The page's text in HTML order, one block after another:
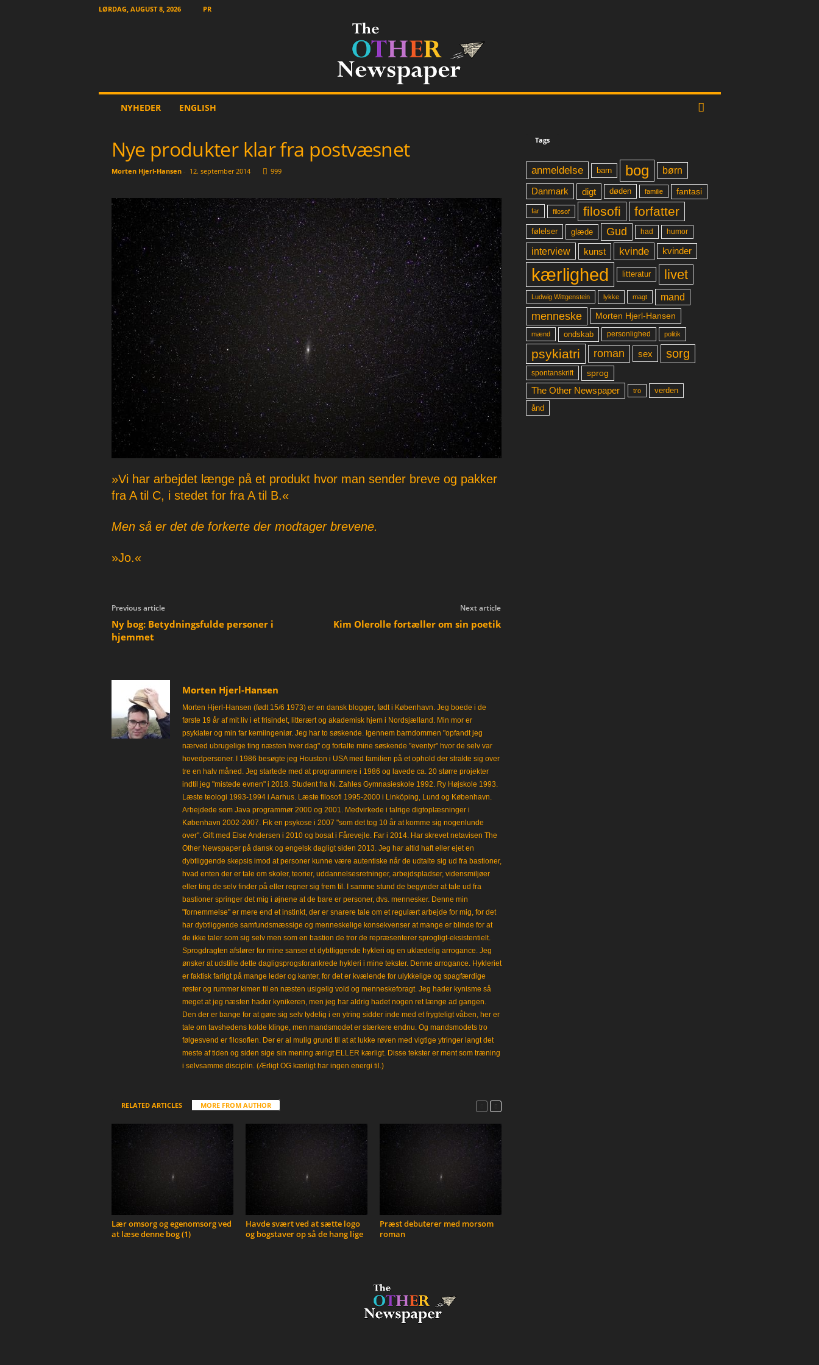
LØRDAG, AUGUST 8, 2026 PR
NYHEDER ENGLISH
Nye produkter klar fra postvæsnet
Morten Hjerl-Hansen- 12. september 2014 999
»Vi har arbejdet længe på et produkt hvor man sender breve og pakker
fra A til C, i stedet for fra A til B.«
Men så er det de forkerte der modtager brevene.
»Jo.«
Previous article
Ny bog: Betydningsfulde personer i
hjemmet
Next article
Kim Olerolle fortæller om sin poetik
Morten Hjerl-Hansen
Morten Hjerl-Hansen (født 15/6 1973) er en dansk blogger, født i København. Jeg boede i de
første 19 år af mit liv i et frisindet, litterært og akademisk hjem i Nordsjælland. Min mor er
psykiater og min far kemiingeniør. Jeg har to søskende. Igennem barndommen "opfandt jeg
nærved ubrugelige ting næsten hver dag" og fortalte mine søskende "eventyr" hvor de selv var
hovedpersoner. I 1986 besøgte jeg Houston i USA med familien på et ophold der strakte sig over
tre en halv måned. Jeg startede med at programmere i 1986 og lavede ca. 20 større projekter
indtil jeg "mistede evnen" i 2018. Student fra N. Zahles Gymnasieskole 1992. Ry Højskole 1993.
Læste teologi 1993-1994 i Aarhus. Læste filosofi 1995-2000 i Linköping, Lund og København.
Arbejdede som Java programmør 2000 og 2001. Medvirkede i talrige digtoplæsninger i
København 2002-2007. Fik en psykose i 2007 "som det tog 10 år at komme sig nogenlunde
over". Gift med Else Andersen i 2010 og bosat i Fårevejle. Far i 2014. Har skrevet netavisen The
Other Newspaper på dansk og engelsk dagligt siden 2013. Jeg har altid haft eller ejet en
dybtliggende skepsis imod at personer kunne være autentiske når de udtalte sig ud fra bastioner,
hvad enten der er tale om skoler, teorier, uddannelsesretninger, arbejdspladser, vidensmiljøer
eller ting de selv finder på eller regner sig frem til. I samme stund de begynder at tale ud fra
bastioner springer det mig i øjnene at de bare er personer, dvs. mennesker. Denne min
"fornemmelse" er mere end et instinkt, der er snarere tale om et regulært arbejde for mig, for det
har dybtliggende samfundsmæssige og menneskelige konsekvenser at mange er blinde for at
de ikke taler som sig selv men som en bastion de tror de repræsenterer sprogligt-eksistentielt.
Sprogdragten afslører for mine sanser et dybtliggende hykleri og en uklædelig arrogance. Jeg
ønsker at udstille dette dagligsprogsforankrede hykleri i mine tekster. Denne arrogance. Hykleriet
er faktisk farligt på mange leder og kanter, for det er kvælende for ulykkelige og spagfærdige
røster og rummer kimen til en næsten usigelig vold og menneskeforagt. Jeg hader kynisme så
meget at jeg næsten hader kynikeren, men jeg har aldrig hadet nogen ret længe ad gangen.
Den der er bange for at gøre sig selv tydelig i en ytring sidder inde med et frygteligt våben, her er
tale om tavshedens kolde klinge, men mandsmodet er stærkere endnu. Og mandsmodets tro
følgesvend er filosofien. Der er al mulig grund til at at lukke røven med vigtige ytringer langt det
meste af tiden og siden sige sin mening ærligt ELLER kærligt. Disse tekster er ment som træning
i selvsamme disciplin. (Ærligt OG kærligt har ingen energi til.)
RELATED ARTICLES MORE FROM AUTHOR
Lær omsorg og egenomsorg ved
at læse denne bog (1)
Havde svært ved at sætte logo
og bogstaver op så de hang lige
Præst debuterer med morsom
roman
Tags
anmeldelse barn bog børn
Danmark digt døden familie fantasi
far filosof filosofi forfatter
følelser glæde Gud had humor
interview kunst kvinde kvinder
kærlighed litteratur livet
Ludwig Wittgenstein lykke magt mand
menneske Morten Hjerl-Hansen
mænd ondskab personlighed politik
psykiatri roman sex sorg
spontanskrift sprog
The Other Newspaper tro verden
ånd